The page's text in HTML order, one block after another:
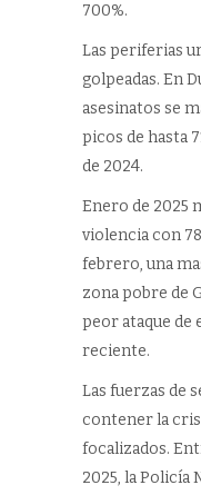
700%.
Las periferias
golpeadas. En
asesinatos se
picos de hasta
de 2024.
Enero de 2025
violencia con
febrero, una
zona pobre de
peor ataque de
reciente.
Las fuerzas de
contener la
focalizados.
2025, la Policía